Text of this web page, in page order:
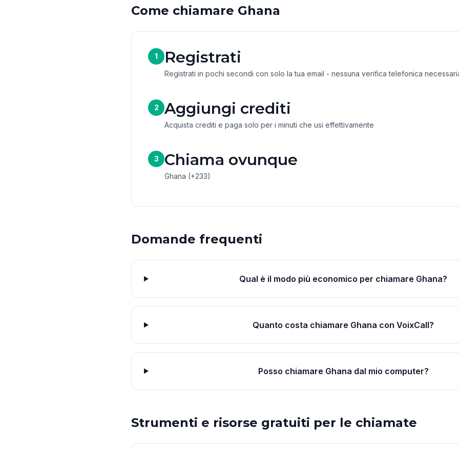
Come chiamare Ghana
1 Registrati
Registrati in pochi secondi con solo la tua email - nessuna verifica telefonica
2 Aggiungi crediti
Acquista crediti e paga solo per i minuti che usi effettivamente
3 Chiama ovunque
Ghana (+233)
Domande frequenti
Qual è il modo più economico per chiamare Ghana?
Quanto costa chiamare Ghana con VoixCall?
Posso chiamare Ghana dal mio computer?
Strumenti e risorse gratuiti per le chiamate